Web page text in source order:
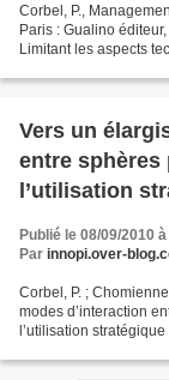
Corbel, P.,
Paris : Gualino
Limitant les aspects
Vers un
entre sphères
l’utilisation
Publié le 08/09/2010
Par innopi.over-
Corbel, P. ;
modes d’interaction
l’utilisation